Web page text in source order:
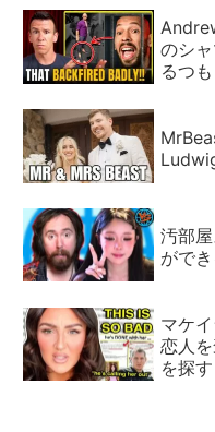
のシ
るつ
汚部
がで
マケ
恋人
を探す